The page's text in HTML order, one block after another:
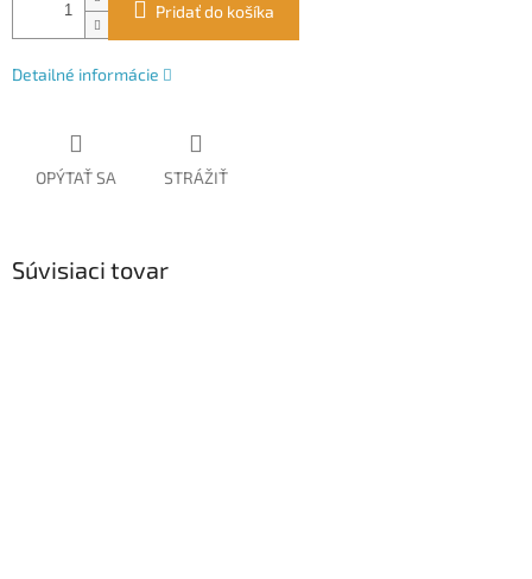
Pridať do košíka
Detailné informácie
OPÝTAŤ SA STRÁŽIŤ
Súvisiaci tovar